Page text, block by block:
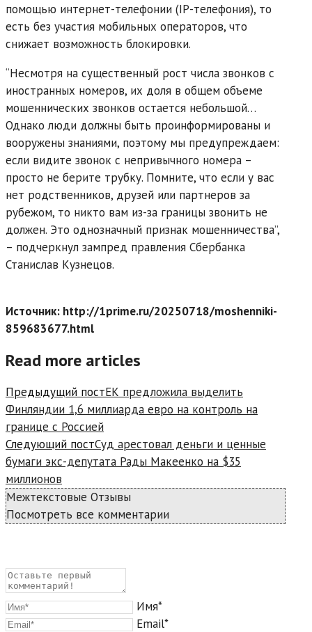
помощью интернет-телефонии (IP-телефония), то
есть без участия мобильных операторов, что
снижает возможность блокировки.
“Несмотря на существенный рост числа звонков с
иностранных номеров, их доля в общем объеме
мошеннических звонков остается небольшой…
Однако люди должны быть проинформированы и
вооружены знаниями, поэтому мы предупреждаем:
если видите звонок с непривычного номера –
просто не берите трубку. Помните, что если у вас
нет родственников, друзей или партнеров за
рубежом, то никто вам из-за границы звонить не
должен. Это однозначный признак мошенничества”,
– подчеркнул зампред правления Сбербанка
Станислав Кузнецов.
Источник: http://1prime.ru/20250718/moshenniki-
859683677.html
Read more articles
Предыдущий постЕК предложила выделить
Финляндии 1,6 миллиарда евро на контроль на
границе с Россией
Следующий постСуд арестовал деньги и ценные
бумаги экс-депутата Рады Макеенко на $35
миллионов
Межтекстовые Отзывы
Посмотреть все комментарии
Имя*
Email*